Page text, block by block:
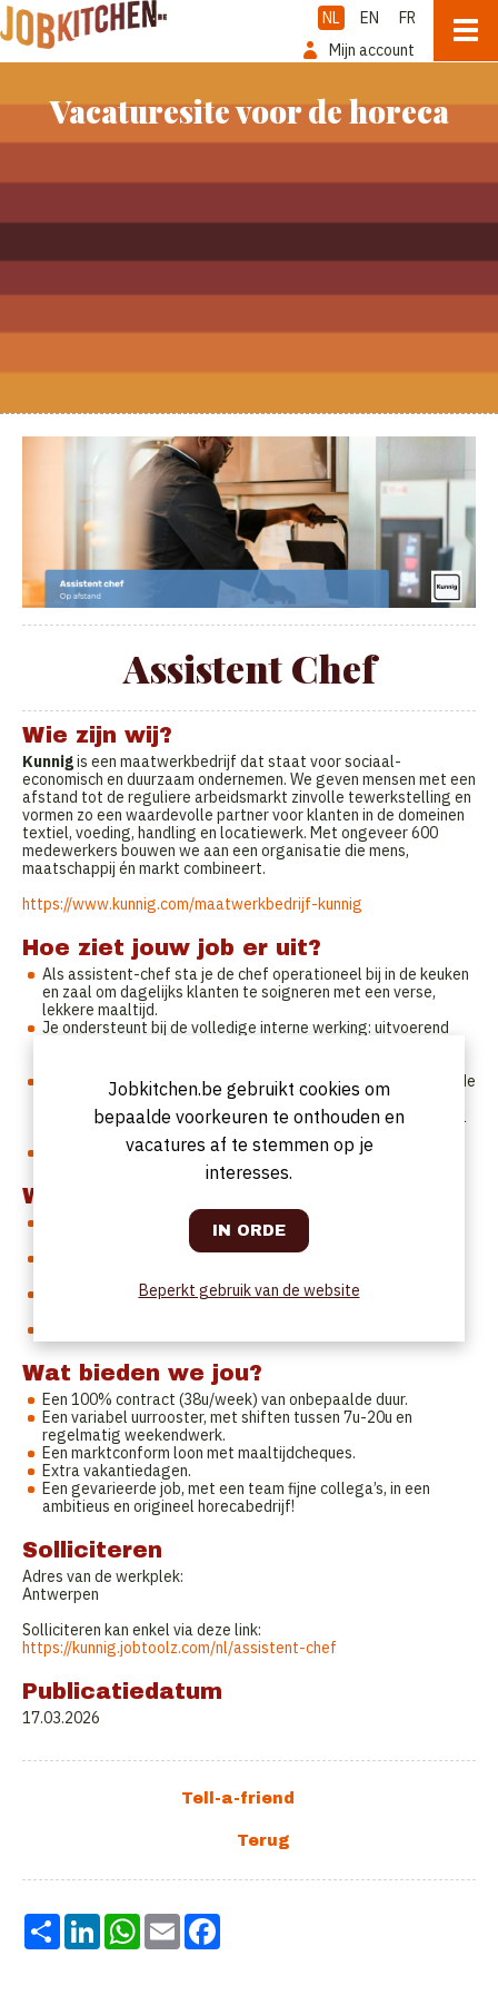
NL EN
FR
Mijn account
Vacaturesite voor de horeca
Assistent Chef
Wie zijn wij?
Kunnigis een maatwerkbedrijf dat staat voor sociaal-
economisch en duurzaam ondernemen. We geven mensen met een
afstand tot de reguliere arbeidsmarkt zinvolle tewerkstelling en
vormen zo een waardevolle partner voor klanten in de domeinen
textiel, voeding, handling en locatiewerk. Met ongeveer 600
medewerkers bouwen we aan een organisatie die mens,
maatschappij én markt combineert.
https://www.kunnig.com/maatwerkbedrijf-kunnig
Hoe ziet jouw job er uit?
Als assistent-chef sta je de chef operationeel bij in de keuken
en zaal om dagelijks klanten te soigneren met een verse,
lekkere maaltijd.
Je ondersteunt bij de volledige interne werking: uitvoerend
Je zorgt in een tussenniveau tussen chef en team, mee voor de
aansturing van de keuken- en zaalmedewerkers (in een
context van activering), waarbij je een positieve voorbeeldrol
Je gaat iedere dag voor tevreden klanten en fiere collega’s.
Wie zoeken we?
Je volgde een horeca-opleiding en je hebt reeds relevante
Je bent enthousiast om te werken met kansengroepen en
Je communiceert op een fijne manier met collega’s en bent
Wat bieden we jou?
Een 100% contract (38u/week) van onbepaalde duur.
Een variabel uurrooster, met shiften tussen 7u-20u en
regelmatig weekendwerk.
Een marktconform loon met maaltijdcheques.
Extra vakantiedagen.
Een gevarieerde job, met een team fijne collega’s, in een
ambitieus en origineel horecabedrijf!
Solliciteren
Adres van de werkplek:
Antwerpen
Solliciteren kan enkel via deze link:
https://kunnig.jobtoolz.com/nl/assistent-chef
Publicatiedatum
17.03.2026
Share LinkedInWhatsApp
Email
Jobkitchen.be gebruikt cookies om
bepaalde voorkeuren te onthouden en
vacatures af te stemmen op je
interesses.
Beperkt gebruik van de website